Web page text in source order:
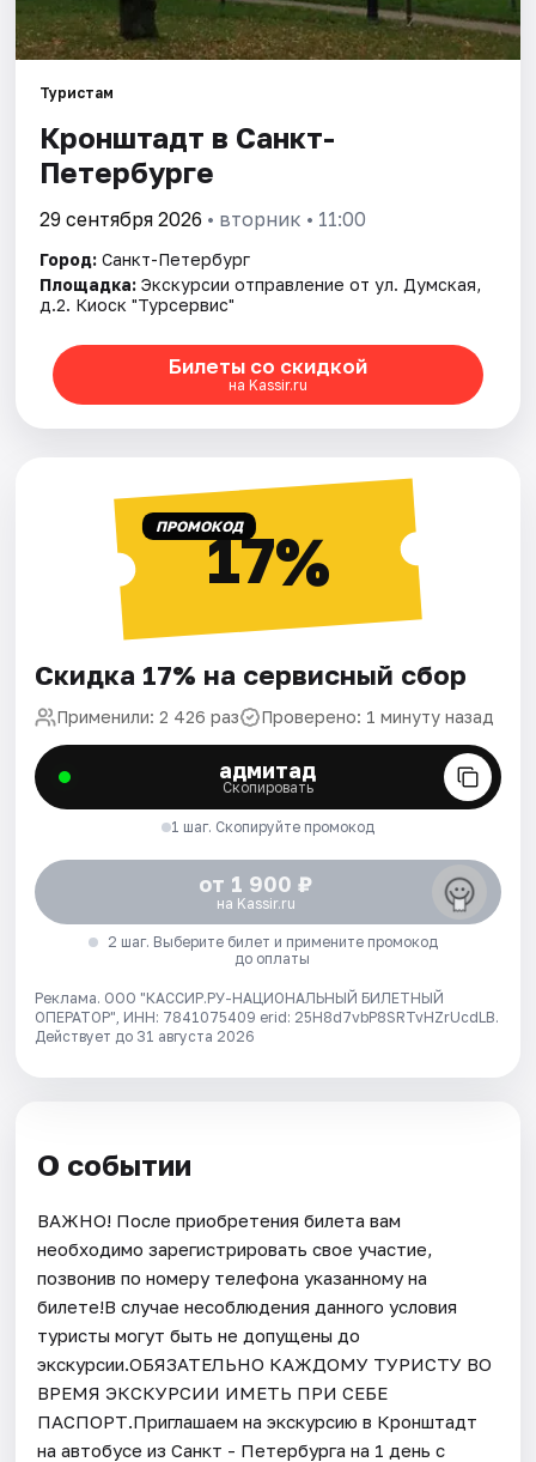
Туристам
Кронштадт в Санкт-
Петербурге
29 сентября 2026 • вторник • 11:00
Город: Санкт-Петербург
Площадка: Экскурсии отправление от ул. Думская,
д.2. Киоск "Турсервис"
Билеты со скидкой
на Kassir.ru
ПРОМОКОД17%
Скидка 17% на сервисный сбор
Применили: 2 426 раз Проверено: 1 минуту назад
адмитад
Скопировать
1 шаг. Скопируйте промокод
от 1 900 ₽
на Kassir.ru
2 шаг. Выберите билет и примените промокод
до оплаты
Реклама. ООО "КАССИР.РУ-НАЦИОНАЛЬНЫЙ БИЛЕТНЫЙ
ОПЕРАТОР", ИНН: 7841075409 erid: 25H8d7vbP8SRTvHZrUcdLB.
Действует до 31 августа 2026
О событии
ВАЖНО! После приобретения билета вам
необходимо зарегистрировать свое участие,
позвонив по номеру телефона указанному на
билете!В случае несоблюдения данного условия
туристы могут быть не допущены до
экскурсии.ОБЯЗАТЕЛЬНО КАЖДОМУ ТУРИСТУ ВО
ВРЕМЯ ЭКСКУРСИИ ИМЕТЬ ПРИ СЕБЕ
ПАСПОРТ.Приглашаем на экскурсию в Кронштадт
на автобусе из Санкт - Петербурга на 1 день с